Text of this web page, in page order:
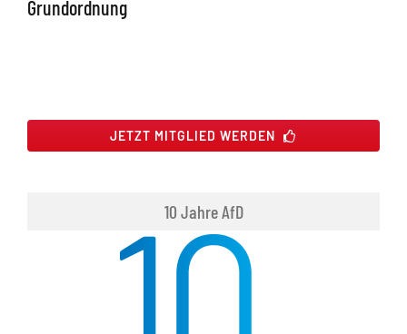
Grundordnung
JETZT MITGLIED WERDEN
10 Jahre AfD